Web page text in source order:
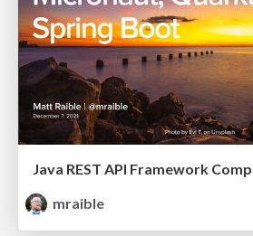
mraible